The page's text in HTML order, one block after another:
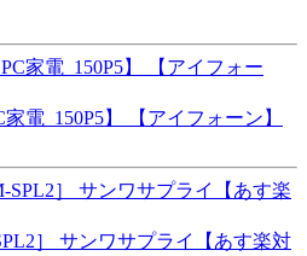
電_150P5】 【アイフォーン】
］ サンワサプライ【あす楽対